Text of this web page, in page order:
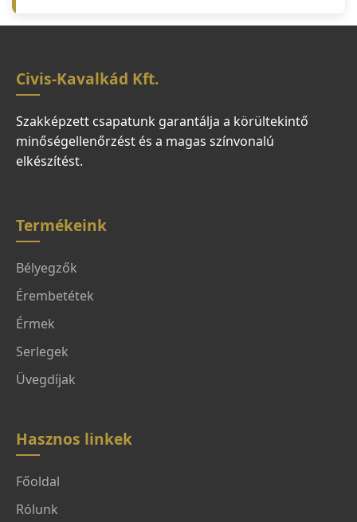
Civis-Kavalkád Kft.
Szakképzett csapatunk garantálja a körültekintő
minőségellenőrzést és a magas színvonalú
elkészítést.
Termékeink
Bélyegzők
Érembetétek
Érmek
Serlegek
Üvegdíjak
Hasznos linkek
Főoldal
Rólunk